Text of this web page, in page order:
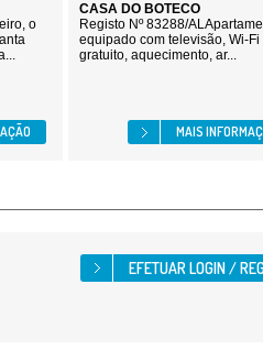
o
CASA DO BOTECO
Registo Nº 83288/
equipado com televisão, Wi-Fi
gratuito, aquecimento, ar...
MAIS